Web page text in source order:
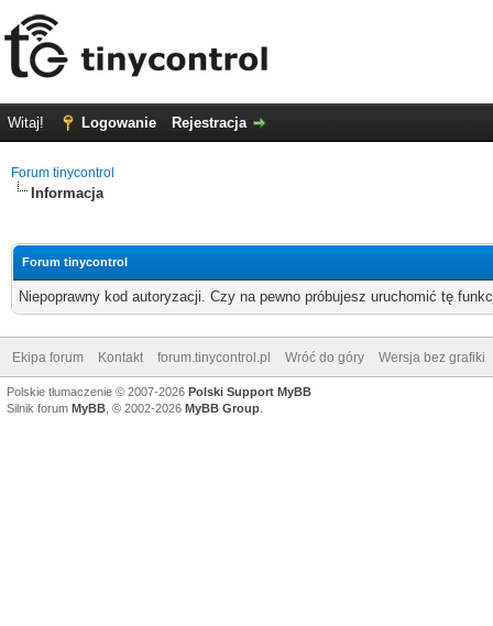
Witaj! Logowanie Rejestracja
Forum tinycontrol
Informacja
Forum tinycontrol
Niepoprawny kod autoryzacji. Czy na pewno próbujesz uruchomić tę
Ekipa forum Kontakt forum.tinycontrol.pl Wróć do góry Wersja bez grafiki
Polskie tłumaczenie © 2007-2026 Polski Support MyBB
Silnik forum MyBB , © 2002-2026 MyBB Group